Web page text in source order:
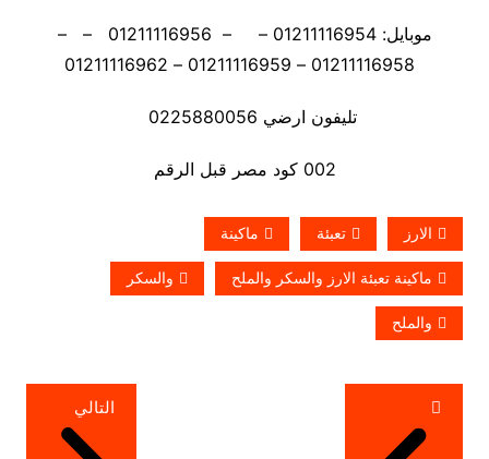
موبايل: 01211116954 – – 01211116956 – –
تليفون ارضي 0225880056
002 كود مصر قبل الرقم
الارز تعبئة ماكينة
ماكينة تعبئة الارز والسكر والملح والسكر
والملح
تصفّح
المقالات
التالي